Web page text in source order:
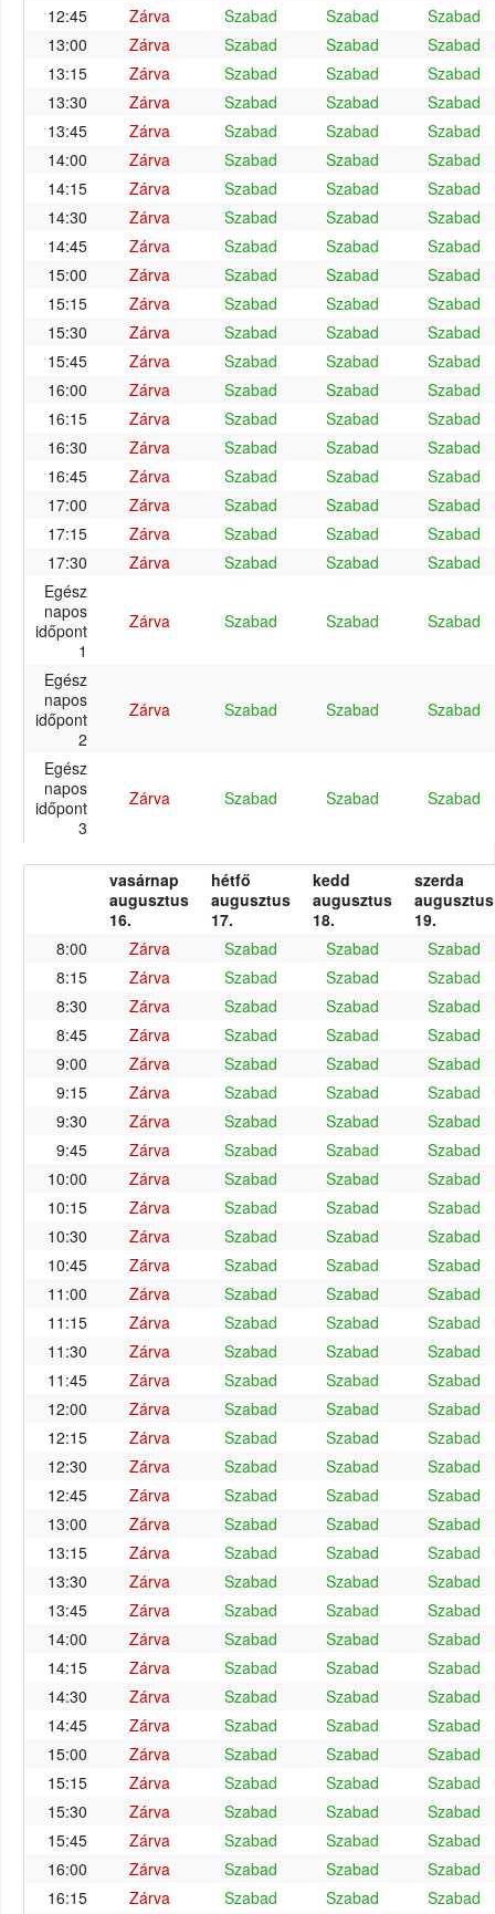
12:45
Zárva Szabad Szabad
Szabad
13:00
Zárva Szabad Szabad
Szabad
13:15
Zárva Szabad Szabad
Szabad
13:30
Zárva Szabad Szabad
Szabad
13:45
Zárva Szabad Szabad
Szabad
14:00
Zárva Szabad Szabad
Szabad
14:15
Zárva Szabad Szabad
Szabad
14:30
Zárva Szabad Szabad
Szabad
14:45
Zárva Szabad Szabad
Szabad
15:00
Zárva Szabad Szabad
Szabad
15:15
Zárva Szabad Szabad
Szabad
15:30
Zárva Szabad Szabad
Szabad
15:45
Zárva Szabad Szabad
Szabad
16:00
Zárva Szabad Szabad
Szabad
16:15
Zárva Szabad Szabad
Szabad
16:30
Zárva Szabad Szabad
Szabad
16:45
Zárva Szabad Szabad
Szabad
17:00
Zárva Szabad Szabad
Szabad
17:15
Zárva Szabad Szabad
Szabad
17:30
Zárva Szabad Szabad
Szabad
Egész
napos
időpont
1
Zárva Szabad Szabad Szabad
Egész
napos
időpont
2
Zárva Szabad Szabad Szabad
Egész
napos
időpont
3
Zárva Szabad Szabad Szabad
vasárnap
augusztus
16.
hétfő
augusztus
17.
kedd
augusztus
18.
szerda
augusztus
19.
8:00
Zárva Szabad Szabad
Szabad
8:15
Zárva Szabad Szabad
Szabad
8:30
Zárva Szabad Szabad
Szabad
8:45
Zárva Szabad Szabad
Szabad
9:00
Zárva Szabad Szabad
Szabad
9:15
Zárva Szabad Szabad
Szabad
9:30
Zárva Szabad Szabad
Szabad
9:45
Zárva Szabad Szabad
Szabad
10:00
Zárva Szabad Szabad
Szabad
10:15
Zárva Szabad Szabad
Szabad
10:30
Zárva Szabad Szabad
Szabad
10:45
Zárva Szabad Szabad
Szabad
11:00
Zárva Szabad Szabad
Szabad
11:15
Zárva Szabad Szabad
Szabad
11:30
Zárva Szabad Szabad
Szabad
11:45
Zárva Szabad Szabad
Szabad
12:00
Zárva Szabad Szabad
Szabad
12:15
Zárva Szabad Szabad
Szabad
12:30
Zárva Szabad Szabad
Szabad
12:45
Zárva Szabad Szabad
Szabad
13:00
Zárva Szabad Szabad
Szabad
13:15
Zárva Szabad Szabad
Szabad
13:30
Zárva Szabad Szabad
Szabad
13:45
Zárva Szabad Szabad
Szabad
14:00
Zárva Szabad Szabad
Szabad
14:15
Zárva Szabad Szabad
Szabad
14:30
Zárva Szabad Szabad
Szabad
14:45
Zárva Szabad Szabad
Szabad
15:00
Zárva Szabad Szabad
Szabad
15:15
Zárva Szabad Szabad
Szabad
15:30
Zárva Szabad Szabad
Szabad
15:45
Zárva Szabad Szabad
Szabad
16:00
Zárva Szabad Szabad
Szabad
16:15
Zárva Szabad Szabad Szabad